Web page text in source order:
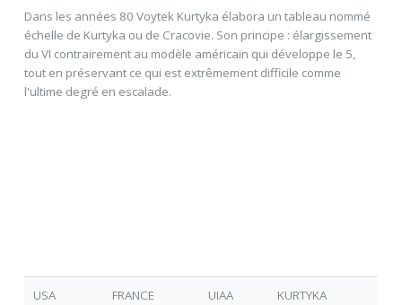
Dans les années 80 Voytek Kurtyka élabora un tableau nommé
échelle de Kurtyka ou de Cracovie. Son principe : élargissement
du VI contrairement au modèle américain qui développe le 5,
tout en préservant ce qui est extrêmement difficile comme
l'ultime degré en escalade.
USA FRANCE UIAA KURTYKA